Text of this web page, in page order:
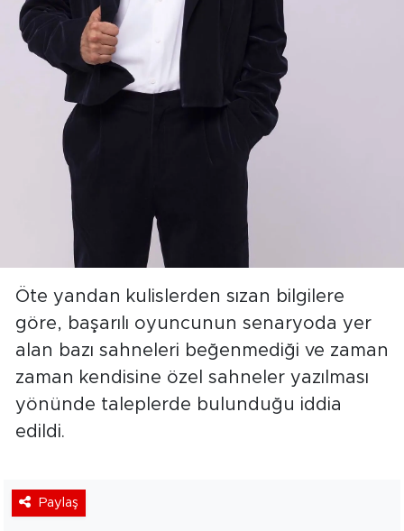
Öte yandan kulislerden sızan bilgilere
göre, başarılı oyuncunun senaryoda yer
alan bazı sahneleri beğenmediği ve zaman
zaman kendisine özel sahneler yazılması
yönünde taleplerde bulunduğu iddia
edildi.
Paylaş